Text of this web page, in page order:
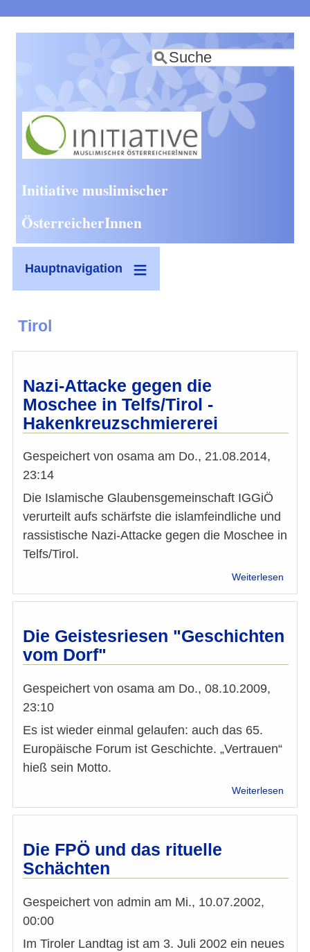
zum
Inhalt
Suche
Initiative muslimischer
ÖsterreicherInnen
Hauptnavigation
Tirol
Nazi-Attacke gegen die
Moschee in Telfs/Tirol -
Hakenkreuzschmiererei
Gespeichert von osama am Do., 21.08.2014,
23:14
Die Islamische Glaubensgemeinschaft IGGiÖ
verurteilt aufs schärfste die islamfeindliche und
rassistische Nazi-Attacke gegen die Moschee in
Telfs/Tirol.
Weiterlesen
Die Geistesriesen "Geschichten
vom Dorf"
Gespeichert von osama am Do., 08.10.2009,
23:10
Es ist wieder einmal gelaufen: auch das 65.
Europäische Forum ist Geschichte. „Vertrauen“
hieß sein Motto.
Weiterlesen
Die FPÖ und das rituelle
Schächten
Gespeichert von admin am Mi., 10.07.2002,
00:00
Im Tiroler Landtag ist am 3. Juli 2002 ein neues